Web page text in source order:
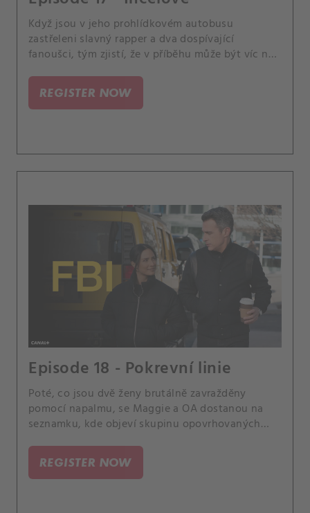
Když jsou v jeho prohlídkovém autobusu
zastřeleni slavný rapper a dva dospívající
fanoušci, tým zjistí, že v příběhu může být víc než
dosáhne významného milníku, kvůli kterému
uvažuje o své budoucnosti v agentuře.
REGISTER NOW
Episode 18 - Pokrevní linie
Poté, co jsou dvě ženy brutálně zavražděny
pomocí napalmu, se Maggie a OA dostanou na
seznamku, kde objeví skupinu opovrhovaných
odmítají.
REGISTER NOW